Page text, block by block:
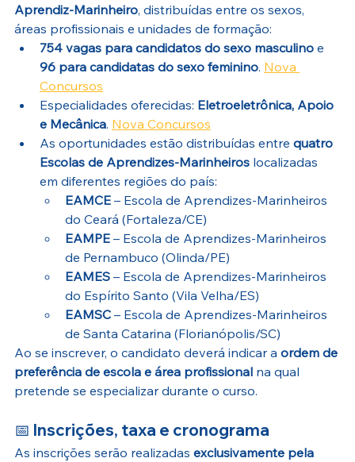
Aprendiz-Marinheiro, distribuídas entre os sexos,
áreas profissionais e unidades de formação:
754 vagas para candidatos do sexo masculino e
96 para candidatas do sexo feminino. Nova
Concursos
Especialidades oferecidas: Eletroeletrônica, Apoio
e Mecânica. Nova Concursos
As oportunidades estão distribuídas entre quatro
Escolas de Aprendizes-Marinheiros localizadas
em diferentes regiões do país:
EAMCE – Escola de Aprendizes-Marinheiros
do Ceará (Fortaleza/CE)
EAMPE – Escola de Aprendizes-Marinheiros
de Pernambuco (Olinda/PE)
EAMES – Escola de Aprendizes-Marinheiros
do Espírito Santo (Vila Velha/ES)
EAMSC – Escola de Aprendizes-Marinheiros
de Santa Catarina (Florianópolis/SC)
Ao se inscrever, o candidato deverá indicar a ordem de
preferência de escola e área profissional na qual
pretende se especializar durante o curso.
📅 Inscrições, taxa e cronograma
As inscrições serão realizadas exclusivamente pela